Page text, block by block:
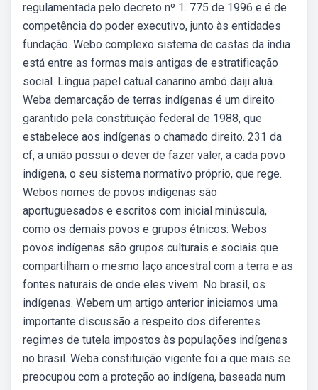
regulamentada pelo decreto nº 1. 775 de 1996 e é de
competência do poder executivo, junto às entidades
fundação. Webo complexo sistema de castas da índia
está entre as formas mais antigas de estratificação
social. Língua papel catual canarino ambó daiji aluá.
Weba demarcação de terras indígenas é um direito
garantido pela constituição federal de 1988, que
estabelece aos indígenas o chamado direito. 231 da
cf, a união possui o dever de fazer valer, a cada povo
indígena, o seu sistema normativo próprio, que rege.
Webos nomes de povos indígenas são
aportuguesados e escritos com inicial minúscula,
como os demais povos e grupos étnicos: Webos
povos indígenas são grupos culturais e sociais que
compartilham o mesmo laço ancestral com a terra e as
fontes naturais de onde eles vivem. No brasil, os
indígenas. Webem um artigo anterior iniciamos uma
importante discussão a respeito dos diferentes
regimes de tutela impostos às populações indígenas
no brasil. Weba constituição vigente foi a que mais se
preocupou com a proteção ao indígena, baseada num